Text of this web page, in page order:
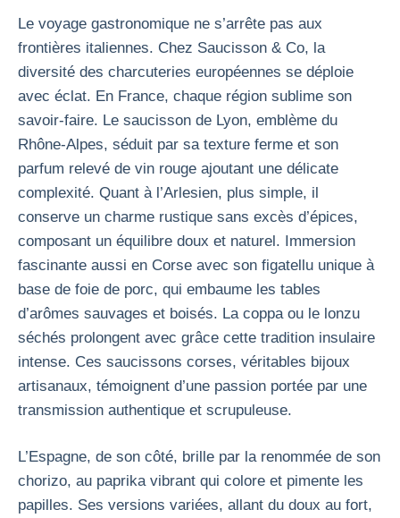
Le voyage gastronomique ne s’arrête pas aux
frontières italiennes. Chez Saucisson & Co, la
diversité des charcuteries européennes se déploie
avec éclat. En France, chaque région sublime son
savoir-faire. Le saucisson de Lyon, emblème du
Rhône-Alpes, séduit par sa texture ferme et son
parfum relevé de vin rouge ajoutant une délicate
complexité. Quant à l’Arlesien, plus simple, il
conserve un charme rustique sans excès d’épices,
composant un équilibre doux et naturel. Immersion
fascinante aussi en Corse avec son figatellu unique à
base de foie de porc, qui embaume les tables
d’arômes sauvages et boisés. La coppa ou le lonzu
séchés prolongent avec grâce cette tradition insulaire
intense. Ces saucissons corses, véritables bijoux
artisanaux, témoignent d’une passion portée par une
transmission authentique et scrupuleuse.
L’Espagne, de son côté, brille par la renommée de son
chorizo, au paprika vibrant qui colore et pimente les
papilles. Ses versions variées, allant du doux au fort,